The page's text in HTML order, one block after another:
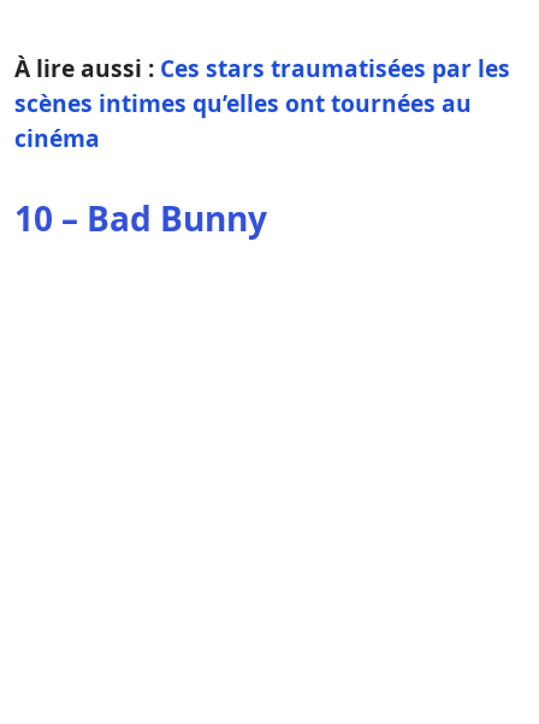
À lire aussi : Ces stars traumatisées par les
scènes intimes qu’elles ont tournées au
cinéma
10 – Bad Bunny